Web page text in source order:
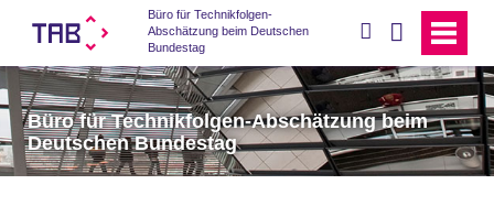
Büro für Technikfolgen-
Abschätzung beim Deutschen
Bundestag
Büro für Technikfolgen-Abschätzung beim
Deutschen Bundestag